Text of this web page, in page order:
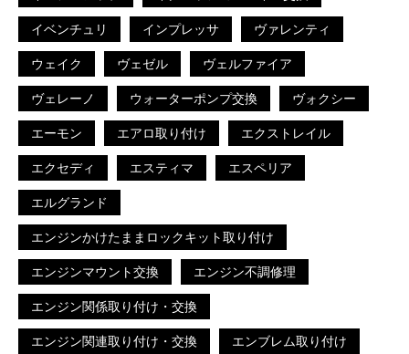
イベンチュリ インプレッサ ヴァレンティ
ウェイク ヴェゼル ヴェルファイア
ヴェレーノ ウォーターポンプ交換 ヴォクシー
エーモン エアロ取り付け エクストレイル
エクセディ エスティマ エスペリア
エルグランド
エンジンかけたままロックキット取り付け
エンジンマウント交換 エンジン不調修理
エンジン関係取り付け・交換
エンジン関連取り付け・交換 エンブレム取り付け